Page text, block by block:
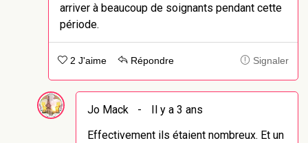
arriver à beaucoup de soignants pendant cette
période.
2 J'aime Répondre Signaler
Jo Mack -
Il y a 3 ans
Effectivement ils étaient nombreux. Et un